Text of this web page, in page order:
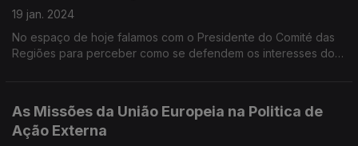
19 jan. 2024
No espaço de hoje falamos com o Presidente do Comité das
Regiões para perceber como se defendem os interesses do
As Missões da União Europeia na Politica de
Ação Externa